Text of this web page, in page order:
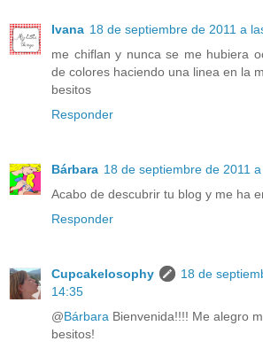
Ivana 18 de septiembre de 2011 a
me chiflan y nunca se me hubiera
de colores haciendo una linea en la
besitos
Responder
Bárbara 18 de septiembre de 2011
Acabo de descubrir tu blog y me ha
Responder
Cupcakelosophy
18 de
14:35
@Bárbara Bienvenida!!!! Me alegro
besitos!